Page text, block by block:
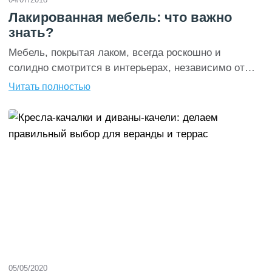
Лакированная мебель: что важно
знать?
Мебель, покрытая лаком, всегда роскошно и
солидно смотрится в интерьерах, независимо от
модных тенденций. Но обладатели такой мебели
мы решились поделиться с нашими читателями
небольшими секретами, которые позволят
Читать полностью
05/05/2020